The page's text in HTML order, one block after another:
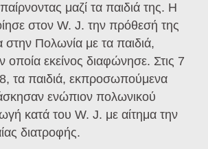
μαζί τα παιδιά της. Η
στον W. J. την πρόθεσή της
στην Πολωνία με τα παιδιά,
εκείνος διαφώνησε. Στις 7
τα παιδιά, εκπροσωπούμενα
ενώπιον πολωνικού
κατά του W. J. με αίτημα την
διατροφής.